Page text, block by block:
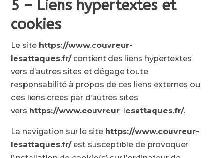
5 – Liens hypertextes et
cookies
Le site https://www.couvreur-
lesattaques.fr/ contient des liens hypertextes
vers d’autres sites et dégage toute
responsabilité à propos de ces liens externes ou
des liens créés par d’autres sites
vers https://www.couvreur-lesattaques.fr/.
La navigation sur le site https://www.couvreur-
lesattaques.fr/ est susceptible de provoquer